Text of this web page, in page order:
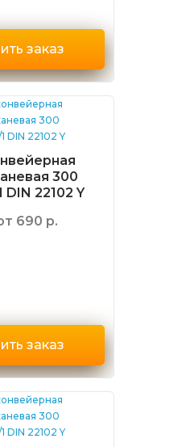
заказ
300
DIN 22102 Y
690 р.
заказ